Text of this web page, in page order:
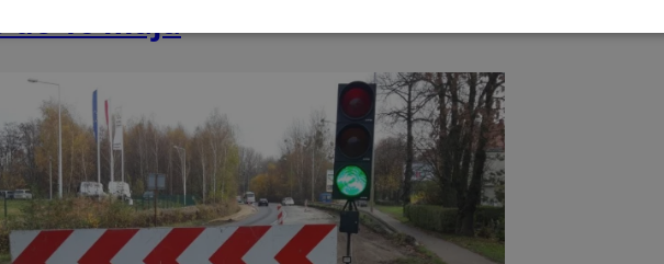
16 maja
Wydajność Targetowanie Funkcjonalność Niesklasyfikowane
Wydajność Targetowanie Funkcjonalność Niesklasyfikowane
umożliwiają korzystanie z podstawowych funkcji strony internetowej, takich jak logowanie użytkownika i
Bez niezbędnych plików cookie nie można prawidłowo korzystać ze strony internetowej.